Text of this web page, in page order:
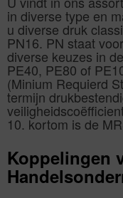
in diverse type en
u diverse druk
PN16. PN staat
diverse keuzes in
PE40, PE80 of
(Minium Requierd
termijn
10. kortom is de
Koppelingen